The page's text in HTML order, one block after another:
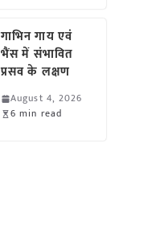
गाभिन गाय एवं
भैंस में संभावित
प्रसव के लक्षण
August 4, 2026
6 min read